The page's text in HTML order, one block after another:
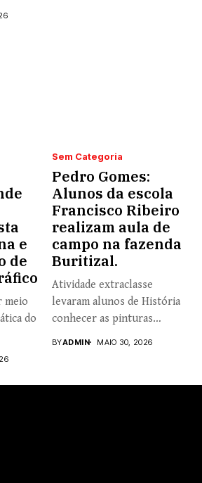
e
de
meio
do
Sem Categoria
Pedro Gomes:
Alunos da escola
Francisco Ribeiro
realizam aula de
campo na fazenda
Buritizal.
Atividade extraclasse
levaram alunos de História
conhecer as pinturas
BYADMIN MAIO 30, 2026